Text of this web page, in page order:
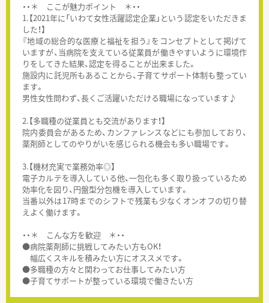
・・＊ ここが魅力ポイント ＊・・
1.【2021年に「いわて女性活躍認定企業」という認定をいただきま
した！】
『地域の総合的な医療と福祉を担う』をコンセプトとして掲げて
いますが、当病院を支えている従業員が働きやすいように環境作
りをしてきた結果、認定を得ることが出来ました。
施設内に託児所もあることから、子育てサポート体制も整ってい
ます。
男性女性問わず、長くご活躍いただける職場になっています♪
2.【多職種の従業員とも交流があります！】
院内委員会があるため、カンファレンスなどにも参加しており、
薬剤師としてのやりがいを感じられる機会も多い職場です。
3.【機材充実で業務効率◎】
電子カルテを導入している他、一包化も多く取り扱っているため
効率化を図り、円盤型分包機を導入しています。
当番以外は17時までのシフトで残業も少なくオンオフの切り替
えよく働けます。
・・＊ こんな方を歓迎 ＊・・
●病院薬剤師に挑戦してみたい方もOK！
幅広くスキルを積みたい方にオススメです。
●多職種の方々と関わってお仕事してみたい方
●子育てサポートが整っている環境で働きたい方